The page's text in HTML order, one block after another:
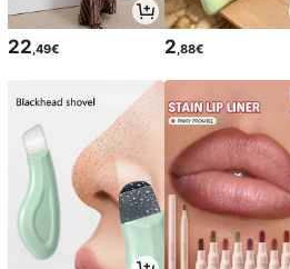
22,49€ 2,88€